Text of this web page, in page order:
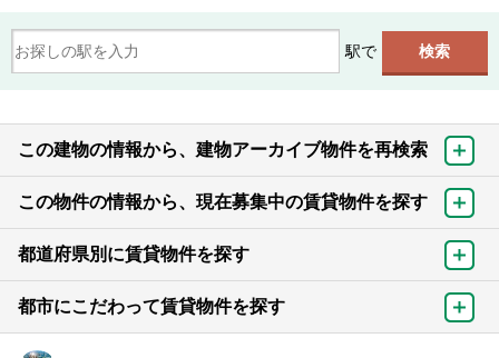
駅で
この建物の情報から、建物アーカイブ物件を再検索
この物件の情報から、現在募集中の賃貸物件を探す
都道府県別に賃貸物件を探す
都市にこだわって賃貸物件を探す